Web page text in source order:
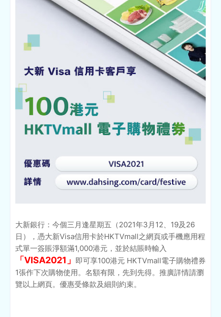
大新銀行：今個三月逢星期五（2021年3月12、19及26
日），憑大新Visa信用卡於HKTVmall之網頁或手機應用程
式單一簽賬淨額滿1,000港元，並於結賬時輸入
「VISA2021」 即可享100港元 HKTVmall電子購物禮券
1張作下次購物使用。名額有限，先到先得。推廣詳情請瀏
覽以上網頁。優惠受條款及細則約束。